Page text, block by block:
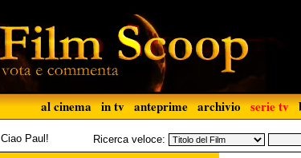
al cinema in tv anteprime archivio serie tv
Ciao Paul! Ricerca veloce: